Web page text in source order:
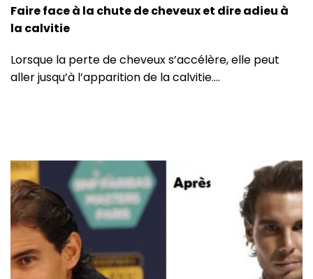
Faire face à la chute de cheveux et dire adieu à
la calvitie
Lorsque la perte de cheveux s’accélère, elle peut
aller jusqu’à l’apparition de la calvitie.…